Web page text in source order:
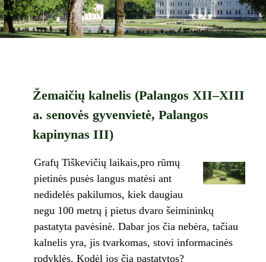
Žemaičių kalnelis (Palangos XII–XIII
a. senovės gyvenvietė, Palangos
kapinynas III)
Grafų Tiškevičių laikais,pro rūmų
pietinės pusės langus matėsi ant
nedidelės pakilumos, kiek daugiau
negu 100 metrų į pietus dvaro šeimininkų
pastatyta pavėsinė. Dabar jos čia nebėra, tačiau
kalnelis yra, jis tvarkomas, stovi informacinės
rodyklės. Kodėl jos čia pastatytos?